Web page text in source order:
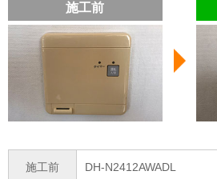
施工前
施工前 DH-N2412AWADL